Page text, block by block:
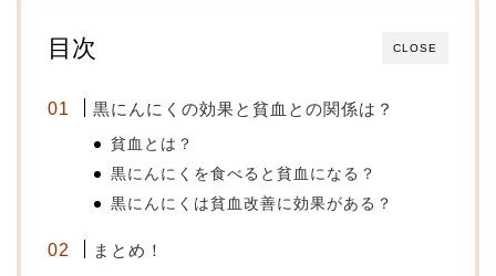
CLOSE
目次
黒にんにくの効果と貧血との関係は？
貧血とは？
黒にんにくを食べると貧血になる？
黒にんにくは貧血改善に効果がある？
まとめ！